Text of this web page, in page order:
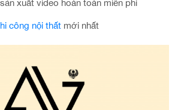
xuất video hoàn toàn miễn phí
công nội thất mới nhất